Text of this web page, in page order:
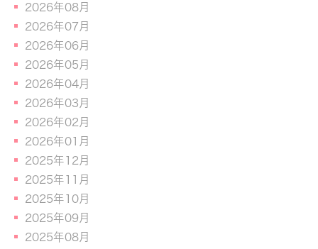
2026年08月
2026年07月
2026年06月
2026年05月
2026年04月
2026年03月
2026年02月
2026年01月
2025年12月
2025年11月
2025年10月
2025年09月
2025年08月